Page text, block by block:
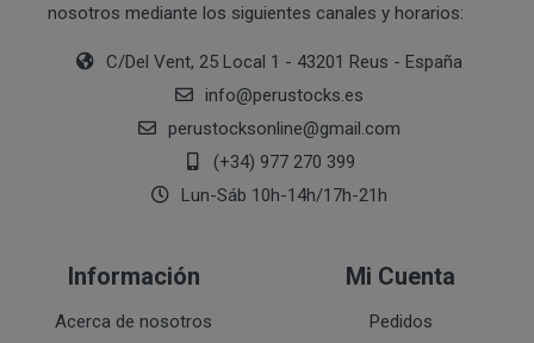
nosotros mediante los siguientes canales y horarios:
C/Del Vent, 25 Local 1 - 43201 Reus - España
info@perustocks.es
perustocksonline@gmail.com
(+34) 977 270 399
Lun-Sáb 10h-14h/17h-21h
Información
Acerca de nosotros
Mi Cuenta
Pedidos
Ejecución de medidas precontractuales a petición del
Interés legítimo del responsable
¿A qué destinatarios se comunicarán sus datos?
PROCESO DE COMPRA Y/O CONTRATACIÓN
Además será preciso que el cliente se registre en
recogida de datos en el que se proporcione a
PERUSTOCKS.
Los pasos a seguir para realizar la compra son: